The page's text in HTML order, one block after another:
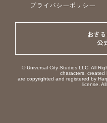
プライバシーポリシー
おさ
公
© Universal City Studios LLC. All
characters, created
are copyrighted and registered by
license.